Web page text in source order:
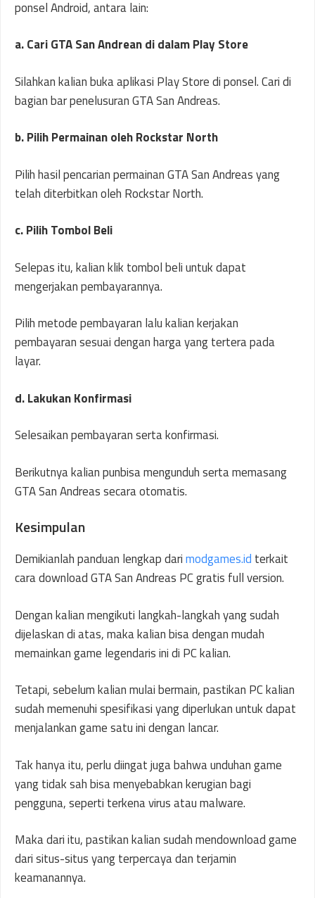
ponsel Android, antara lain:
a. Cari GTA San Andrean di dalam Play Store
Silahkan kalian buka aplikasi Play Store di ponsel. Cari di
bagian bar penelusuran GTA San Andreas.
b. Pilih Permainan oleh Rockstar North
Pilih hasil pencarian permainan GTA San Andreas yang
telah diterbitkan oleh Rockstar North.
c. Pilih Tombol Beli
Selepas itu, kalian klik tombol beli untuk dapat
mengerjakan pembayarannya.
Pilih metode pembayaran lalu kalian kerjakan
pembayaran sesuai dengan harga yang tertera pada
layar.
d. Lakukan Konfirmasi
Selesaikan pembayaran serta konfirmasi.
Berikutnya kalian punbisa mengunduh serta memasang
GTA San Andreas secara otomatis.
Kesimpulan
Demikianlah panduan lengkap darimodgames.id terkait
cara download GTA San Andreas PC gratis full version.
Dengan kalian mengikuti langkah-langkah yang sudah
dijelaskan di atas, maka kalian bisa dengan mudah
memainkan game legendaris ini di PC kalian.
Tetapi, sebelum kalian mulai bermain, pastikan PC kalian
sudah memenuhi spesifikasi yang diperlukan untuk dapat
menjalankan game satu ini dengan lancar.
Tak hanya itu, perlu diingat juga bahwa unduhan game
yang tidak sah bisa menyebabkan kerugian bagi
pengguna, seperti terkena virus atau malware.
Maka dari itu, pastikan kalian sudah mendownload game
dari situs-situs yang terpercaya dan terjamin
keamanannya.